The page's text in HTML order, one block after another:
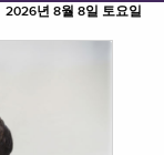
2026년 8월 8일 토요일